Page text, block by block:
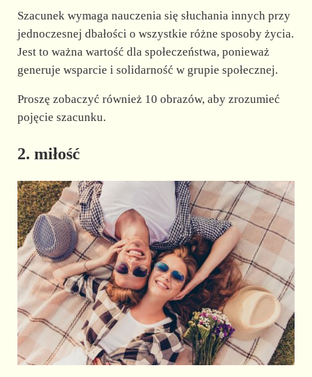
Szacunek wymaga nauczenia się słuchania innych przy
jednoczesnej dbałości o wszystkie różne sposoby życia.
Jest to ważna wartość dla społeczeństwa, ponieważ
generuje wsparcie i solidarność w grupie społecznej.
Proszę zobaczyć również 10 obrazów, aby zrozumieć
pojęcie szacunku.
2. miłość